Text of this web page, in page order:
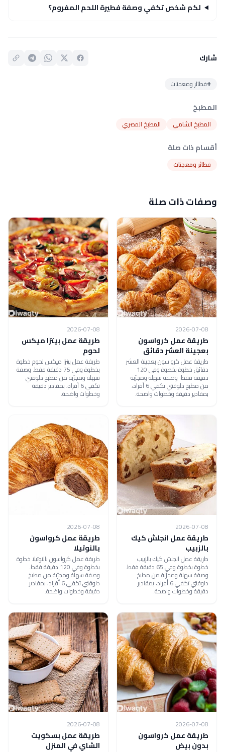
لكم شخص تكفي وصفة فطيرة اللحم المفروم؟
شارك
#فطائر ومعجنات
المطبخ
المطبخ الشامي المطبخ المصري
أقسام ذات صلة
فطائر ومعجنات
وصفات ذات صلة
2026-07-08
طريقة عمل كرواسون
بعجينة العشر دقائق
طريقة عمل كرواسون بعجينة العشر
دقائق خطوة بخطوة وفي 120
دقيقة فقط. وصفة سهلة ومجرّبة
من مطبخ دلوقتي تكفي 6 أفراد،
بمقادير دقيقة وخطوات واضحة.
2026-07-08
طريقة عمل بيتزا ميكس
لحوم
طريقة عمل بيتزا ميكس لحوم خطوة
بخطوة وفي 75 دقيقة فقط. وصفة
سهلة ومجرّبة من مطبخ دلوقتي
تكفي 6 أفراد، بمقادير دقيقة
وخطوات واضحة.
2026-07-08
طريقة عمل انجلش كيك
بالزبيب
طريقة عمل انجلش كيك بالزبيب
خطوة بخطوة وفي 65 دقيقة فقط.
وصفة سهلة ومجرّبة من مطبخ
دلوقتي تكفي 6 أفراد، بمقادير
دقيقة وخطوات واضحة.
2026-07-08
طريقة عمل كرواسون
بالنوتيلا
طريقة عمل كرواسون بالنوتيلا خطوة
بخطوة وفي 120 دقيقة فقط.
وصفة سهلة ومجرّبة من مطبخ
دلوقتي تكفي 6 أفراد، بمقادير
دقيقة وخطوات واضحة.
2026-07-08
طريقة عمل كرواسون
بدون بيض
2026-07-08
طريقة عمل بسكويت
الشاي في المنزل